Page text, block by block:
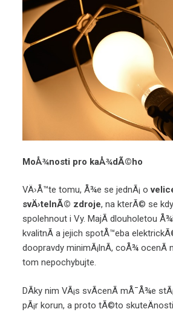
MoÅ¾nosti pro kaÅ¾dÃ©ho
VÄ›Å™te tomu, Å¾e se jednÃ¡ o
svÄ›telnÃ© zdroje, na kterÃ© se
spolehnout i Vy. MajÃ­ dlouholetou
kvalitnÃ­ a jejich spotÅ™eba
doopravdy minimÃ¡lnÃ­, coÅ¾ ocenÃ­
tom nepochybujte.
DÃ­ky nim VÃ¡s svÃ­cenÃ­ mÅ¯Å¾e
pÃ¡r korun, a proto tÃ©to